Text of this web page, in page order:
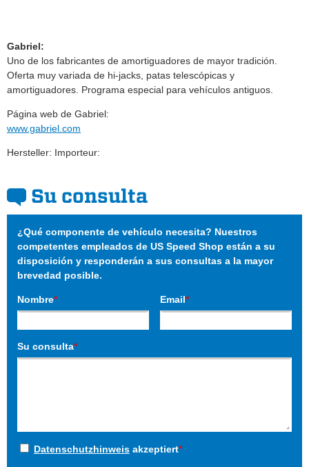
Gabriel:
Uno de los fabricantes de amortiguadores de mayor tradición.
Oferta muy variada de hi-jacks, patas telescópicas y
amortiguadores. Programa especial para vehículos antiguos.
Página web de Gabriel:
www.gabriel.com
Hersteller: Importeur:
Su consulta
¿Qué componente de vehículo necesita? Nuestros
competentes empleados de US Speed Shop están a su
disposición y responderán a sus consultas a la mayor
brevedad posible.
Nombre* Email*
Su consulta*
Datenschutzhinweis akzeptiert*